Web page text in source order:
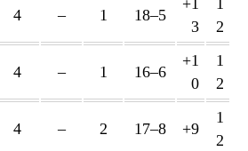
4 – 1 18–5
+1
3
1
2
4 – 1 16–6
+1
0
1
2
4 – 2 17–8 +9
1
2